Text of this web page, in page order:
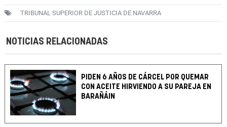
TRIBUNAL SUPERIOR DE JUSTICIA DE NAVARRA
NOTICIAS RELACIONADAS
PIDEN 6 AÑOS DE CÁRCEL POR QUEMAR
CON ACEITE HIRVIENDO A SU PAREJA EN
BARAÑÁIN